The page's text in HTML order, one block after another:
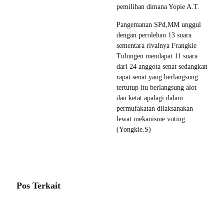
pemilihan dimana Yopie A.T.
Pangemanan SPd,MM unggul
dengan perolehan 13 suara
sementara rivalnya Frangkie
Tulungen mendapat 11 suara
dari 24 anggota senat sedangkan
rapat senat yang berlangsung
tertutup itu berlangsung alot
dan ketat apalagi dalam
permufakatan dilaksanakan
lewat mekanisme voting.
(Yongkie.S)
Pos Terkait